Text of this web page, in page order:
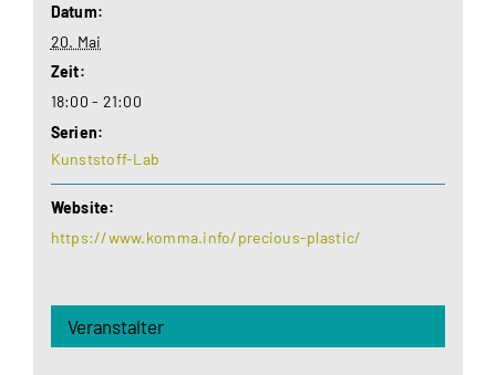
Datum:
20. Mai
Zeit:
18:00 - 21:00
Serien:
Kunststoff-Lab
Website:
https://www.komma.info/precious-plastic/
Veranstalter